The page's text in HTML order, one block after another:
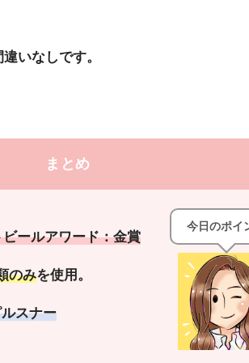
いなしです。
まとめ
ールアワード：金賞
のみを使用。
スナー
今日のポイ